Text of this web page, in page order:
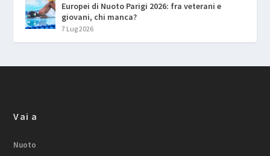
Europei di Nuoto Parigi 2026: fra veterani e
giovani, chi manca?
7 Lug 2026
Vai a
Nuoto